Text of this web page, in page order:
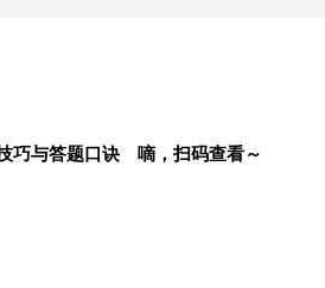
巧与答题口诀 嘀，扫码查看～